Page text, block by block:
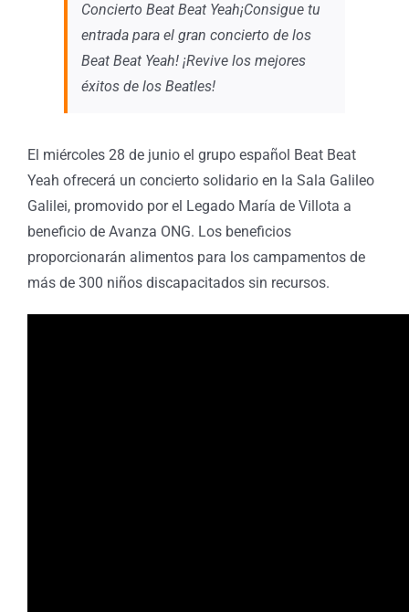
Concierto Beat Beat Yeah¡Consigue tu
entrada para el gran concierto de los
Beat Beat Yeah! ¡Revive los mejores
éxitos de los Beatles!
El miércoles 28 de junio el grupo español Beat Beat
Yeah ofrecerá un concierto solidario en la Sala Galileo
Galilei, promovido por el Legado María de Villota a
beneficio de Avanza ONG. Los beneficios
proporcionarán alimentos para los campamentos de
más de 300 niños discapacitados sin recursos.